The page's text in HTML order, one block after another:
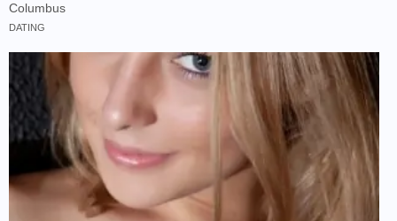
Columbus
DATING